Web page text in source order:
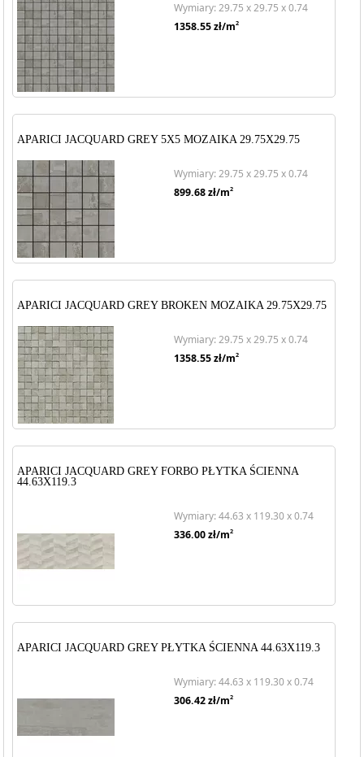
Wymiary: 29.75 x 29.75 x 0.74
1358.55zł/m2
APARICI JACQUARD GREY 5X5 MOZAIKA 29.75X29.75
Wymiary: 29.75 x 29.75 x 0.74
899.68zł/m2
APARICI JACQUARD GREY BROKEN MOZAIKA 29.75X29.75
Wymiary: 29.75 x 29.75 x 0.74
1358.55zł/m2
APARICI JACQUARD GREY FORBO PŁYTKA ŚCIENNA
44.63X119.3
Wymiary: 44.63 x 119.30 x 0.74
336.00zł/m2
APARICI JACQUARD GREY PŁYTKA ŚCIENNA 44.63X119.3
Wymiary: 44.63 x 119.30 x 0.74
306.42zł/m2